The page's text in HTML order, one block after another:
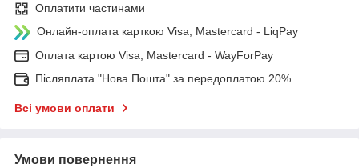
Оплатити частинами
Онлайн-оплата карткою Visa, Mastercard - LiqPay
Оплата картою Visa, Mastercard - WayForPay
Післяплата "Нова Пошта" за передоплатою 20%
Всі умови оплати
Умови повернення